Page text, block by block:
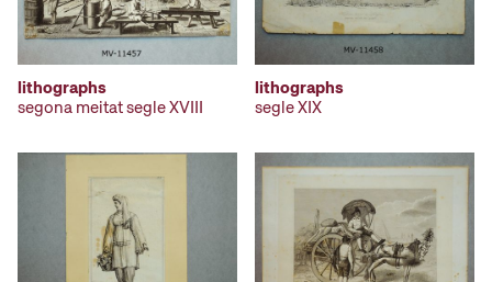
lithographs
segona meitat segle XVIII
lithographs
segle XIX